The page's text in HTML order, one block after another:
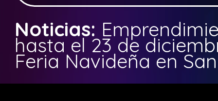
Noticias:
hasta el 23 de
Feria Navideña en